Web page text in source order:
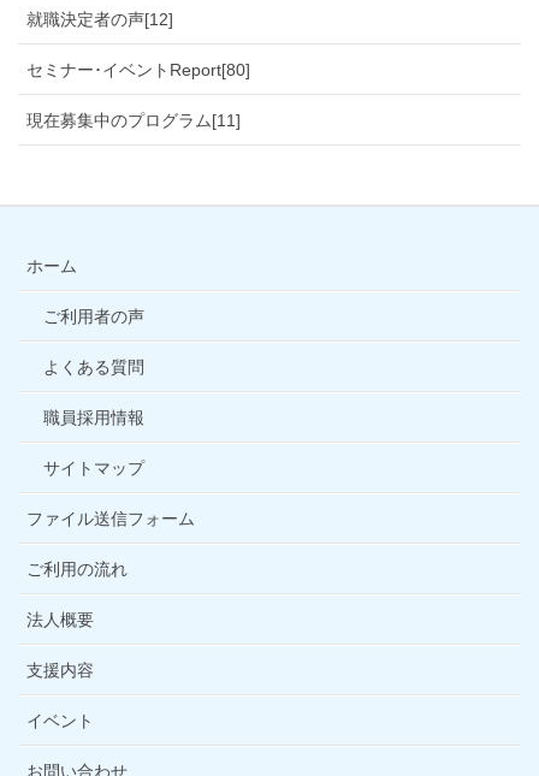
就職決定者の声[12]
セミナー･イベントReport[80]
現在募集中のプログラム[11]
ホーム
ご利用者の声
よくある質問
職員採用情報
サイトマップ
ファイル送信フォーム
ご利用の流れ
法人概要
支援内容
イベント
お問い合わせ